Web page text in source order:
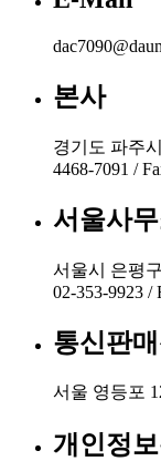
본사
경기도 파주
4468-7091 /
서울사
서울시 은평
02-353-9923 /
통신판
서울 영등포
개인정